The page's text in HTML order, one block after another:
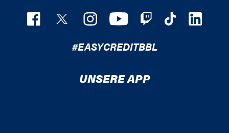
#EASYCREDITBBL
UNSERE APP